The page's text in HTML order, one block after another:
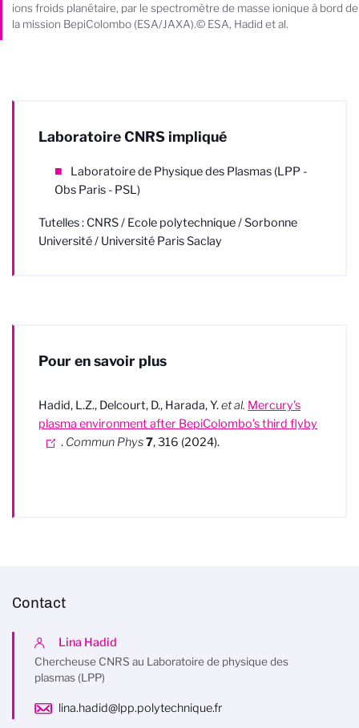
ions froids planétaire, par le spectromètre de masse ionique à bord de
la mission BepiColombo (ESA/JAXA).© ESA, Hadid et al.
Laboratoire CNRS impliqué
Laboratoire de Physique des Plasmas (LPP -
Obs Paris - PSL)
Tutelles : CNRS / Ecole polytechnique / Sorbonne
Université / Université Paris Saclay
Pour en savoir plus
Hadid, L.Z., Delcourt, D., Harada, Y.et al. Mercury’s
plasma environment after BepiColombo’s third flyby
. Commun Phys7, 316 (2024).
Contact
Lina Hadid
Chercheuse CNRS au Laboratoire de physique des
plasmas (LPP)
lina.hadid@lpp.polytechnique.fr